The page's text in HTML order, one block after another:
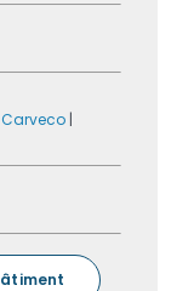
Carveco |